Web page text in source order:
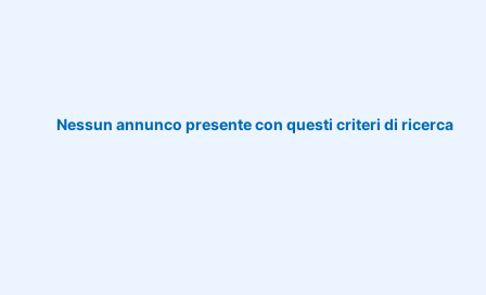
Nessun annunco presente con questi criteri di ricerca